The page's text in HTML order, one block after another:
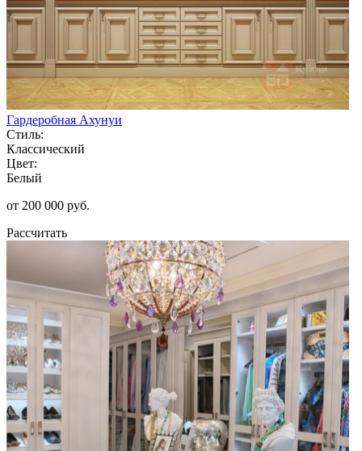
Гардеробная Ахунуи
Стиль:
Классический
Цвет:
Белый
от 200 000 руб.
Рассчитать